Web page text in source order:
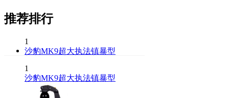
推荐排行
1
沙豹MK9超大执法镇暴型
1
沙豹MK9超大执法镇暴型